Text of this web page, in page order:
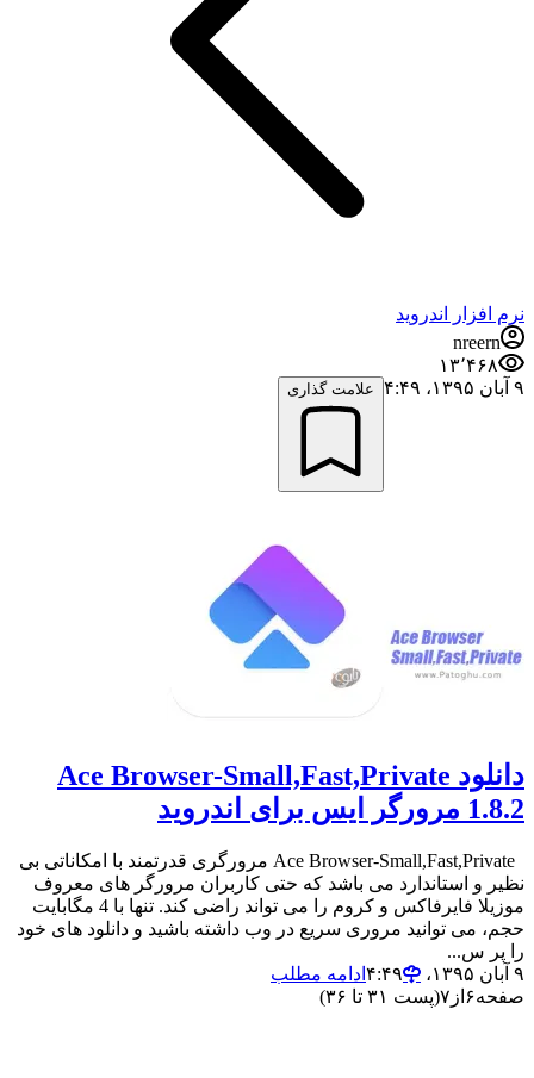
نرم افزار اندروید
nreern
۱۳٬۴۶۸
۹ آبان ۱۳۹۵،‏ ۴:۴۹
علامت گذاری
دانلود Ace Browser-Small,Fast,Private
1.8.2 مرورگر ایس برای اندروید
Ace Browser-Small,Fast,Private مرورگری قدرتمند با امکاناتی بی
نظیر و استاندارد می باشد که حتی کاربران مرورگر های معروف
موزیلا فایرفاکس و کروم را می تواند راضی کند. تنها با 4 مگابایت
حجم، می توانید مروری سریع در وب داشته باشید و دانلود های خود
را پر س...
۹ آبان ۱۳۹۵،‏ ۴:۴۹
ادامه مطلب
صفحه۶ از ۷(پست ۳۱ تا ۳۶)